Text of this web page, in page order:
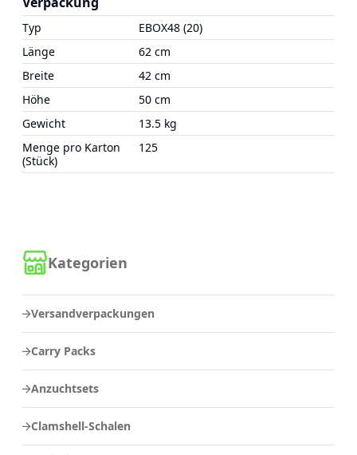
Kategorien
Versandverpackungen
Carry Packs
Anzuchtsets
Clamshell-Schalen
Typ
EBOX48 (20)
Länge
62 cm
Breite
42 cm
Höhe
50 cm
Gewicht
13.5 kg
Menge pro Karton
(Stück)
125